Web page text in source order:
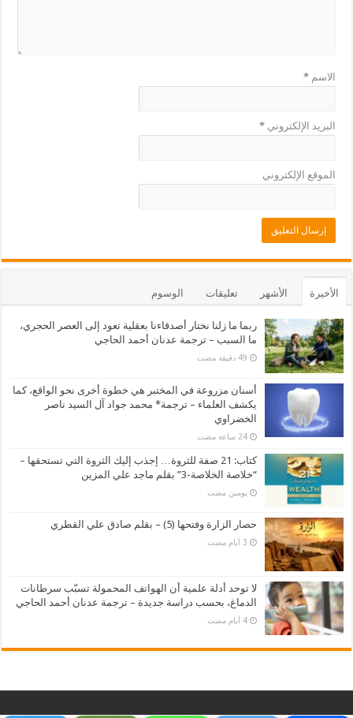
الاسم*
البريد الإلكتروني*
الموقع الإلكتروني
الأخيرة الأشهر تعليقات الوسوم
ربما ما زلنا نختار أصدقاءنا بعقلية تعود إلى العصر الحجري،
ما السبب – ترجمة عدنان أحمد الحاجي
أسنان مزروعة في المختبر هي خطوة أخرى نحو الواقع، كما
يكشف العلماء – ترجمة* محمد جواد آل السيد ناصر
الخضراوي
‏24 ساعة مضت
كتاب: 21 صفة للثروة… إجذب إليك الثروة التي تستحقها –
“خلاصة الخلاصة-3” بقلم ماجد علي المزين
‏يومين مضت
حصار الزارة وفتحها (5) – بقلم صادق علي القطري
لا توحد أدلة علمية أن الهواتف المحمولة تسبّب سرطانات
الدماغ، بحسب دراسة جديدة – ترجمة عدنان أحمد الحاجي
‏4 أيام مضت